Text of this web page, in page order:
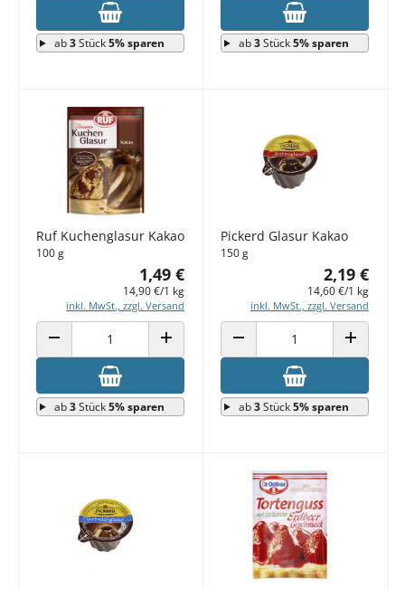
ab3Stück5% sparen ab3Stück5% sparen
Ruf Kuchenglasur Kakao
100 g
1,49 €
14,90 €/1 kg
inkl. MwSt., zzgl. Versand
ANZAHL VERRINGERN ANZAHL ERHÖHEN
ab3Stück5% sparen
Pickerd Glasur Kakao
150 g
2,19 €
14,60 €/1 kg
inkl. MwSt., zzgl. Versand
ANZAHL VERRINGERN ANZAHL
ab3Stück5% sparen